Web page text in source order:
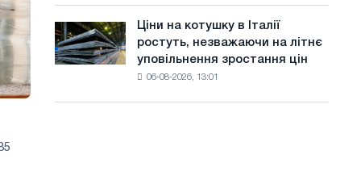
липні
з
року
Ціни
на
котушку
Ціни на котушку в Італії
ростуть, незважаючи на літнє
уповільнення зростання цін
06-08-2026, 13:01